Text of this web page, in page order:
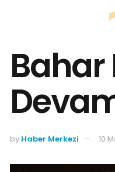
Bahar
by Haber Merkezi 10